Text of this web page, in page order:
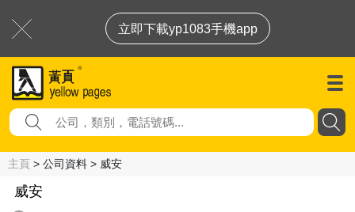
立即下載yp1083手機app
主頁 > 公司資料 > 威安
威安